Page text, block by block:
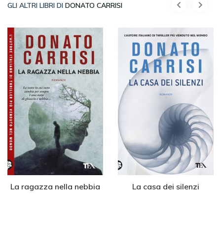
GLI ALTRI LIBRI DI DONATO CARRISI
La ragazza nella nebbia La casa dei silenzi